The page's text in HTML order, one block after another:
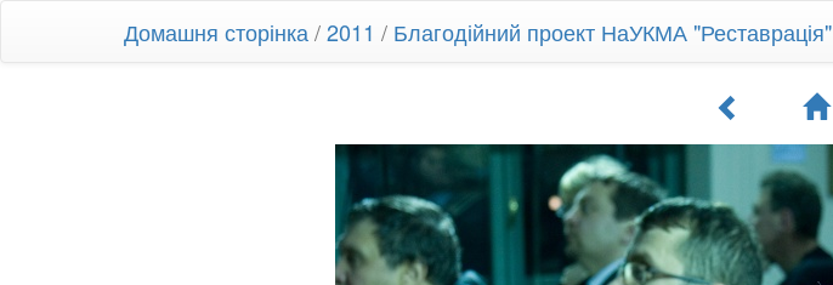
Домашня сторінка /2011 / Благодійний проект НаУКМА "Реставрація"